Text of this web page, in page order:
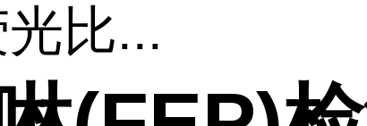
比...